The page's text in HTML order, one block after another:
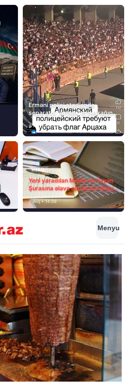
Erməni polisi stadionda
separatçı “Artsax”ın bayrağını
müsadirə etdi və…
8 Avq • 08:39
MEDİA
Yeni yaradılan Media və Yayım
Şurasına əlavə olaraq bu hüquq
və vəzifələr də verilib
7 Avq • 14:38
Menyu